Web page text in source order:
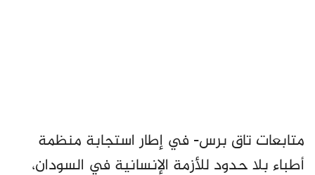
متابعات تاق برس- في إطار استجابة منظمة
أطباء بلا حدود للأزمة الإنسانية في السودان،